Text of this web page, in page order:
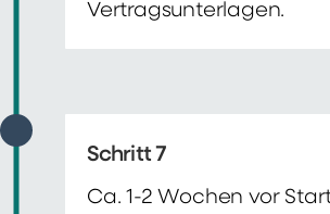
Vertragsunterlagen.
Schritt 7
Ca. 1-2 Wochen vor